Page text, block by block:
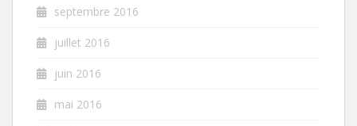
septembre 2016
juillet 2016
juin 2016
mai 2016